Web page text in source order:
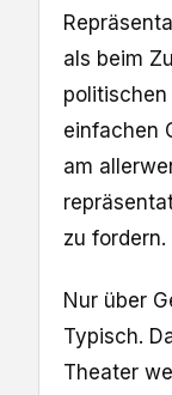
als beim
politischen
einfachen
am
zu fordern.
Nur über
Typisch.
Theater